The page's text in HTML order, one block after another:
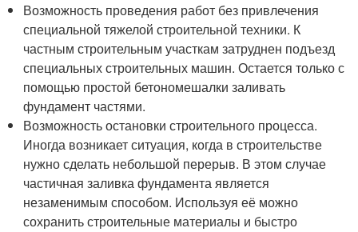
Возможность проведения работ без привлечения
специальной тяжелой строительной техники. К
частным строительным участкам затруднен подъезд
специальных строительных машин. Остается только с
помощью простой бетономешалки заливать
фундамент частями.
Возможность остановки строительного процесса.
Иногда возникает ситуация, когда в строительстве
нужно сделать небольшой перерыв. В этом случае
частичная заливка фундамента является
незаменимым способом. Используя её можно
сохранить строительные материалы и быстро